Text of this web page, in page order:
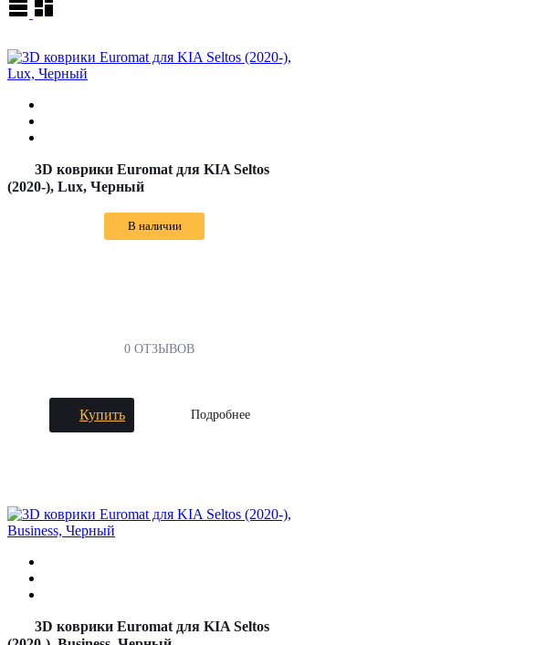
3D коврики Euromat для KIA Seltos
(2020-), Lux, Черный
В наличии
0 ОТЗЫВОВ
Купить Подробнее
3D коврики Euromat для KIA Seltos